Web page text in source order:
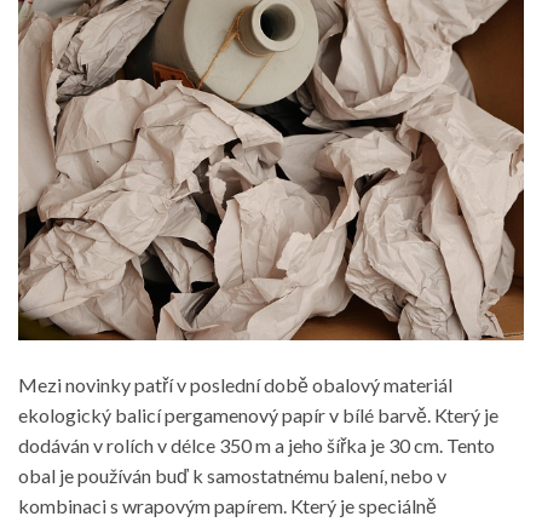
Mezi novinky patří v poslední době obalový materiál
ekologický balicí pergamenový papír v bílé barvě. Který je
dodáván v rolích v délce 350 m a jeho šířka je 30 cm. Tento
obal je používán buď k samostatnému balení, nebo v
kombinaci s wrapovým papírem. Který je speciálně